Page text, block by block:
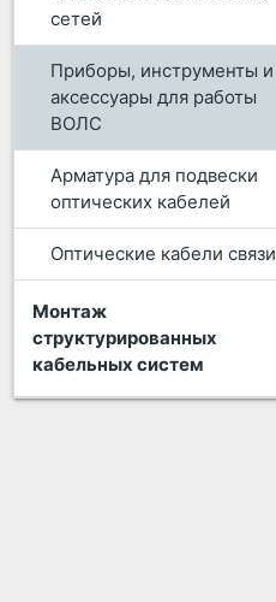
сетей
Приборы, инструменты и
аксессуары для работы
ВОЛС
Арматура для подвески
оптических кабелей
Оптические кабели связи
Монтаж
структурированных
кабельных систем